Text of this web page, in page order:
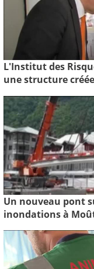
L'Institut des
une structure
Un nouveau pont
inondations à